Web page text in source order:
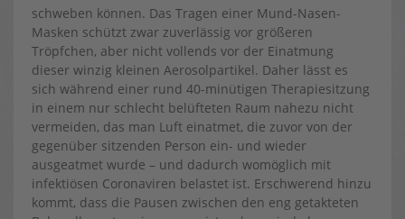
schweben können. Das Tragen einer Mund-Nasen-
Masken schützt zwar zuverlässig vor größeren
Tröpfchen, aber nicht vollends vor der Einatmung
dieser winzig kleinen Aerosolpartikel. Daher lässt es
sich während einer rund 40-minütigen Therapiesitzung
in einem nur schlecht belüfteten Raum nahezu nicht
vermeiden, das man Luft einatmet, die zuvor von der
gegenüber sitzenden Person ein- und wieder
ausgeatmet wurde – und dadurch womöglich mit
infektiösen Coronaviren belastet ist. Erschwerend hinzu
kommt, dass die Pausen zwischen den eng getakteten